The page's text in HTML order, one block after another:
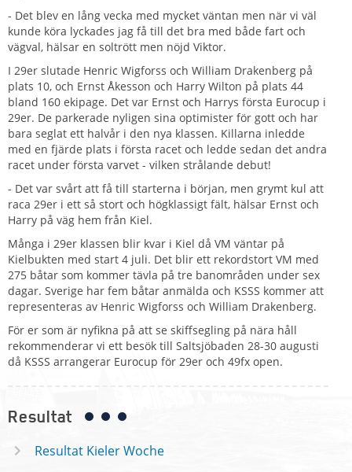
- Det blev en lång vecka med mycket väntan men när vi väl
kunde köra lyckades jag få till det bra med både fart och
vägval, hälsar en soltrött men nöjd Viktor.
I 29er slutade Henric Wigforss och William Drakenberg på
plats 10, och Ernst Åkesson och Harry Wilton på plats 44
bland 160 ekipage. Det var Ernst och Harrys första Eurocup i
29er. De parkerade nyligen sina optimister för gott och har
bara seglat ett halvår i den nya klassen. Killarna inledde
med en fjärde plats i första racet och ledde sedan det andra
racet under första varvet - vilken strålande debut!
- Det var svårt att få till starterna i början, men grymt kul att
raca 29er i ett så stort och högklassigt fält, hälsar Ernst och
Harry på väg hem från Kiel.
Många i 29er klassen blir kvar i Kiel då VM väntar på
Kielbukten med start 4 juli. Det blir ett rekordstort VM med
275 båtar som kommer tävla på tre banområden under sex
dagar. Sverige har fem båtar anmälda och KSSS kommer att
representeras av Henric Wigforss och William Drakenberg.
För er som är nyfikna på att se skiffsegling på nära håll
rekommenderar vi ett besök till Saltsjöbaden 28-30 augusti
då KSSS arrangerar Eurocup för 29er och 49fx open.
Resultat
Resultat Kieler Woche